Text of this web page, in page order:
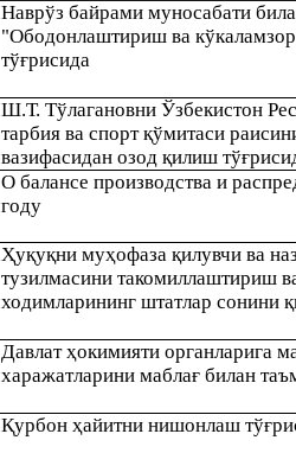
Наврўз байрами муносабати
"Ободонлаштириш ва
тўғрисида
Ш.Т. Тўлагановни Ўзбекистон
тарбия ва спортқўмитаси
вазифасидан озод қилиш тўғ
О балансе производства и
году
Ҳуқуқни муҳофаза қилувчи ва
тузилмасини такомиллаштириш
ходимларининг штатлар сонини қ
Давлатҳокимияти органларига
харажатларини маблағ билан
Қурбон ҳайитни нишонлаш тўғ